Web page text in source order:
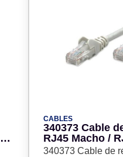
CABLES
340373 Cable
RJ45 Macho /
(1.0 m), Gris
340373 Cable de